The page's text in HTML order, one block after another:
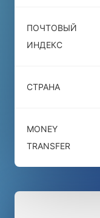
ПОЧТОВЫЙ
ИНДЕКС
СТРАНА
MONEY
TRANSFER